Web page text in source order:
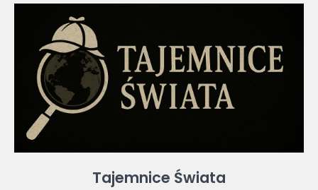
wpisach
Tajemnice Świata